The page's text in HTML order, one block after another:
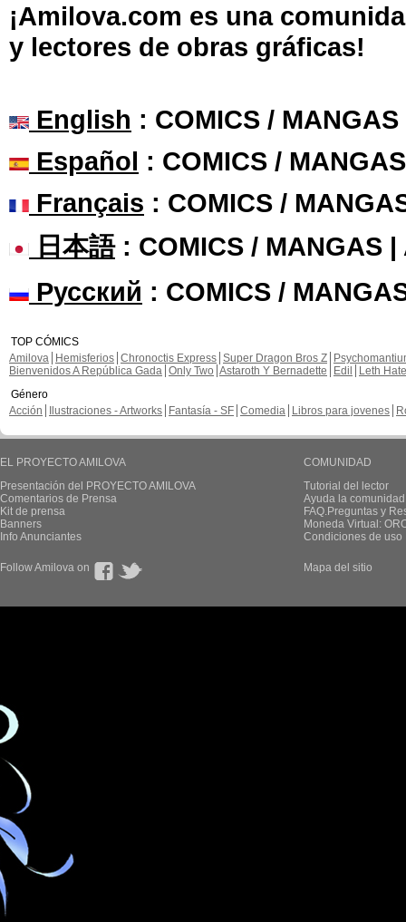
¡Amilova.com es una
y lectores de obras gráficas!
English : COMICS /
Español : COMICS /
Français : COMICS /
日本語: COMICS / MANGAS |
Русский : COMICS /
TOP CÓMICS
Amilova
Hemisferios Chronoctis Express Super Dragon Bros Z
Bienvenidos A República Gada Only Two Astaroth Y Bernadette Edil
Leth Hate
Género
Acción
Ilustraciones - Artworks Fantasía - SF Comedia Libros para jovenes
EL PROYECTO AMILOVA
Presentación del PROYECTO AMILOVA
Comentarios de Prensa
Kit de prensa
Banners
Info Anunciantes
COMUNIDAD
Tutorial del lector
Ayuda la
FAQ.Preguntas y
Moneda Virtual:
Condiciones de uso
Follow Amilova on Mapa del sitio